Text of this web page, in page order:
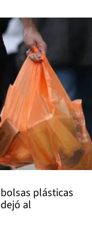
plásticas
al